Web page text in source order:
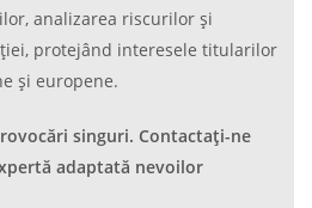
analizarea riscurilor și
protejând interesele titularilor
și europene.
singuri. Contactați-ne
adaptată nevoilor